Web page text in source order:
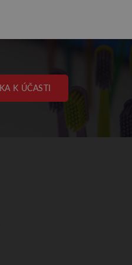
K ÚČASTI